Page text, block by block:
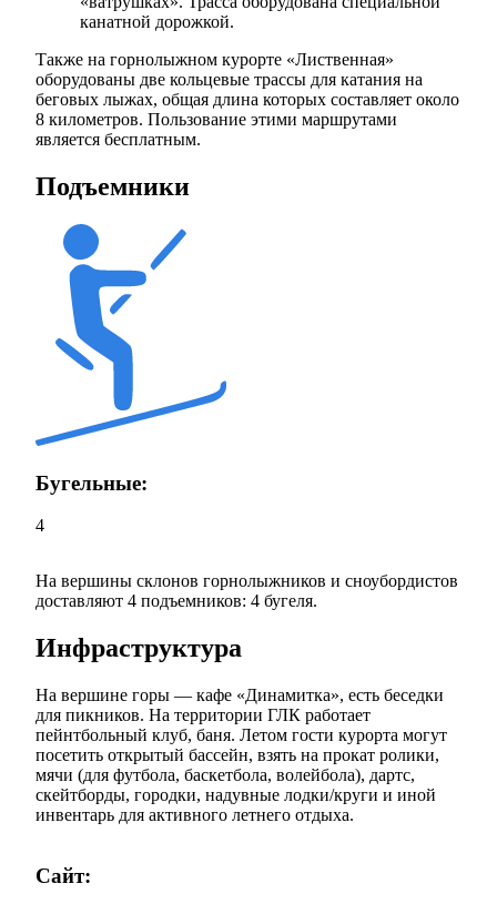
канатной дорожкой.
Также на горнолыжном курорте «Лиственная»
оборудованы две кольцевые трассы для катания на
беговых лыжах, общая длина которых составляет около
8 километров. Пользование этими маршрутами
является бесплатным.
Подъемники
Бугельные:
4
На вершины склонов горнолыжников и сноубордистов
доставляют 4 подъемников: 4 бугеля.
Инфраструктура
На вершине горы — кафе «Динамитка», есть беседки
для пикников. На территории ГЛК работает
пейнтбольный клуб, баня. Летом гости курорта могут
посетить открытый бассейн, взять на прокат ролики,
мячи (для футбола, баскетбола, волейбола), дартс,
скейтборды, городки, надувные лодки/круги и иной
инвентарь для активного летнего отдыха.
Сайт: